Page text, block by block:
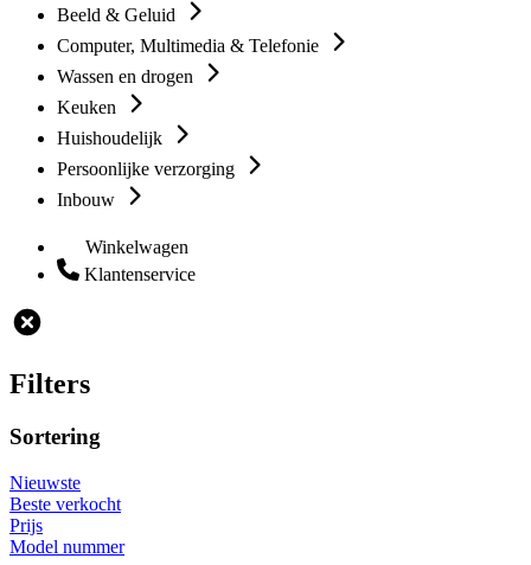
Beeld & Geluid
Computer, Multimedia & Telefonie
Wassen en drogen
Keuken
Huishoudelijk
Persoonlijke verzorging
Inbouw
Winkelwagen
Klantenservice
Filters
Sortering
Nieuwste
Beste verkocht
Prijs
Model nummer